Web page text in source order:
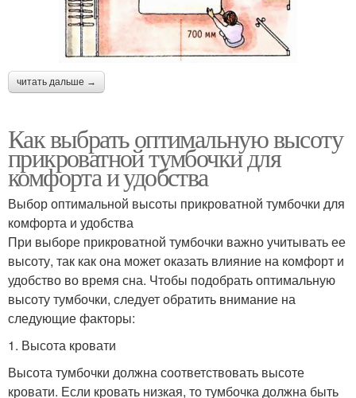
читать дальше →
Как выбрать оптимальную высоту
прикроватной тумбочки для
комфорта и удобства
Выбор оптимальной высоты прикроватной тумбочки для
комфорта и удобства
При выборе прикроватной тумбочки важно учитывать ее
высоту, так как она может оказать влияние на комфорт и
удобство во время сна. Чтобы подобрать оптимальную
высоту тумбочки, следует обратить внимание на
следующие факторы:
1. Высота кровати
Высота тумбочки должна соответствовать высоте
кровати. Если кровать низкая, то тумбочка должна быть